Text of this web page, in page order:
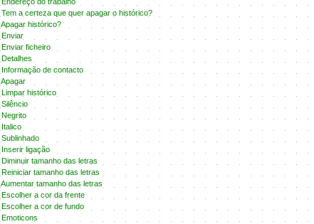
Tem a certeza que quer apagar o histórico?
Apagar histórico?
Enviar
Enviar ficheiro
Detalhes
Informação de contacto
Apagar
Limpar histórico
Silêncio
Negrito
Italico
Sublinhado
Inserir ligação
Diminuir tamanho das letras
Reiniciar tamanho das letras
Aumentar tamanho das letras
Escolher a cor da frente
Escolher a cor de fundo
Emoticons